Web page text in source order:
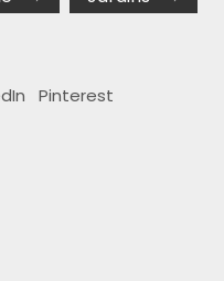
Pinterest